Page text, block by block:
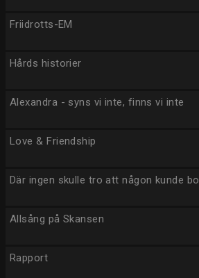
Friidrotts-EM
Hårds historier
Alexandra - syns vi inte, finns vi inte
Love & Friendship
Där ingen skulle tro att någon kunde bo
Allsång på Skansen
Rapport